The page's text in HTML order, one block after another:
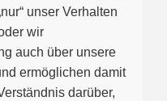
unser Verhalten
wir
auch über unsere
ermöglichen damit
darüber,